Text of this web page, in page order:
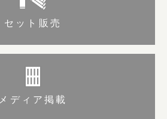
セット販売
メディア掲載